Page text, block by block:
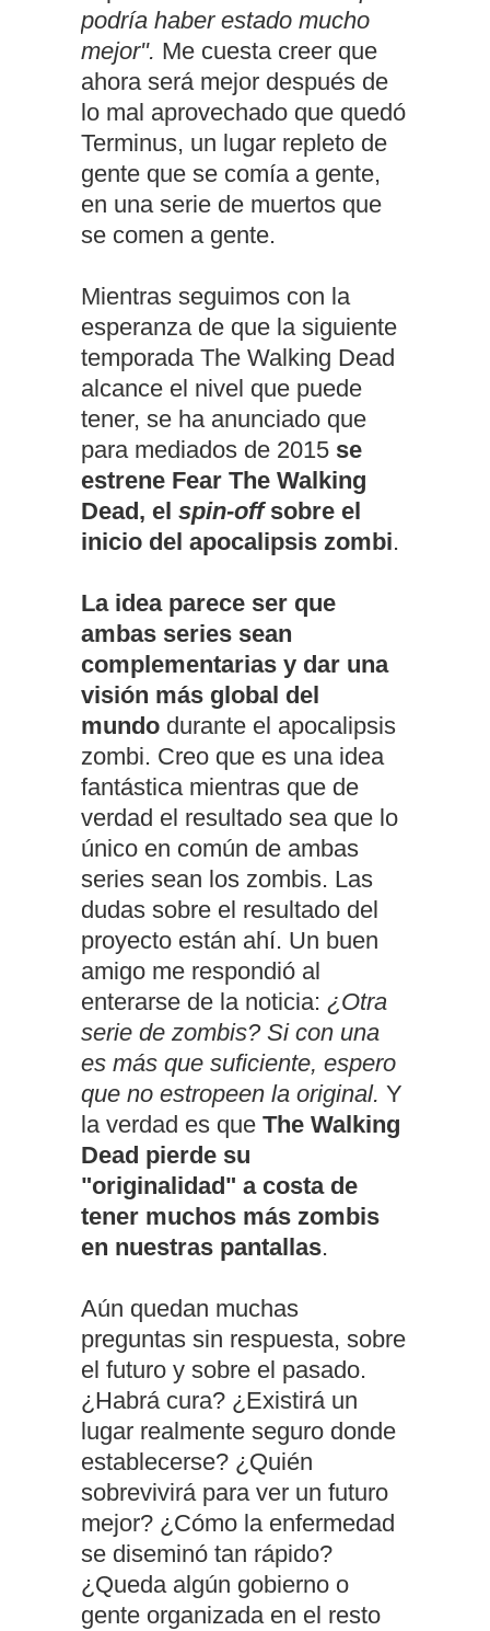
podría haber estado mucho
mejor". Me cuesta creer que
ahora será mejor después de
lo mal aprovechado que quedó
Terminus, un lugar repleto de
gente que se comía a gente,
en una serie de muertos que
se comen a gente.
Mientras seguimos con la
esperanza de que la siguiente
temporada The Walking Dead
alcance el nivel que puede
tener, se ha anunciado que
para mediados de 2015 se
estrene Fear The Walking
Dead, el spin-offsobre el
inicio del apocalipsis zombi.
La idea parece ser que
ambas series sean
complementarias y dar una
visión más global del
mundo durante el apocalipsis
zombi. Creo que es una idea
fantástica mientras que de
verdad el resultado sea que lo
único en común de ambas
series sean los zombis. Las
dudas sobre el resultado del
proyecto están ahí. Un buen
amigo me respondió al
enterarse de la noticia: ¿Otra
serie de zombis? Si con una
es más que suficiente, espero
que no estropeen la original. Y
la verdad es que The Walking
Dead pierde su
"originalidad" a costa de
tener muchos más zombis
en nuestras pantallas.
Aún quedan muchas
preguntas sin respuesta, sobre
el futuro y sobre el pasado.
¿Habrá cura? ¿Existirá un
lugar realmente seguro donde
establecerse? ¿Quién
sobrevivirá para ver un futuro
mejor? ¿Cómo la enfermedad
se diseminó tan rápido?
¿Queda algún gobierno o
gente organizada en el resto